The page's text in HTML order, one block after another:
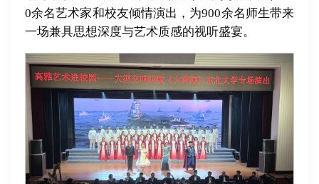
0余名艺术家和校友倾情演出，为900余名师生带来
一场兼具思想深度与艺术质感的视听盛宴。